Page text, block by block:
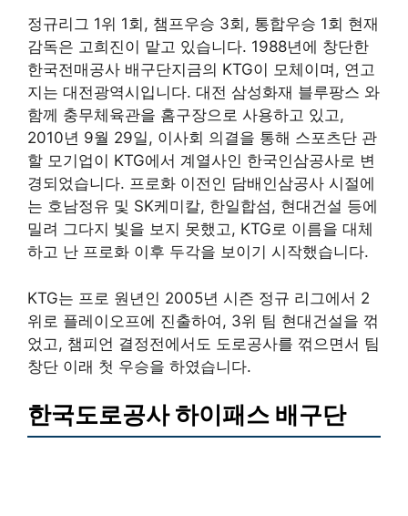
정규리그 1위 1회, 챔프우승 3회, 통합우승 1회 현재
감독은 고희진이 맡고 있습니다. 1988년에 창단한
한국전매공사 배구단지금의 KTG이 모체이며, 연고
지는 대전광역시입니다. 대전 삼성화재 블루팡스 와
함께 충무체육관을 홈구장으로 사용하고 있고,
2010년 9월 29일, 이사회 의결을 통해 스포츠단 관
할 모기업이 KTG에서 계열사인 한국인삼공사로 변
경되었습니다. 프로화 이전인 담배인삼공사 시절에
는 호남정유 및 SK케미칼, 한일합섬, 현대건설 등에
밀려 그다지 빛을 보지 못했고, KTG로 이름을 대체
하고 난 프로화 이후 두각을 보이기 시작했습니다.
KTG는 프로 원년인 2005년 시즌 정규 리그에서 2
위로 플레이오프에 진출하여, 3위 팀 현대건설을 꺾
었고, 챔피언 결정전에서도 도로공사를 꺾으면서 팀
창단 이래 첫 우승을 하였습니다.
한국도로공사 하이패스 배구단